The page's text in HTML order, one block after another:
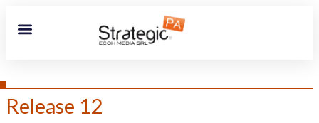
Release 12